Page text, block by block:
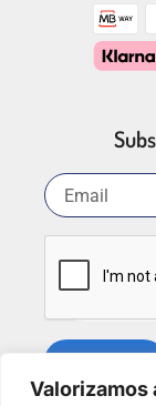
Valorizamos